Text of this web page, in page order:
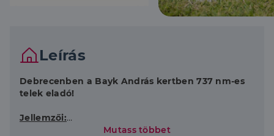
Leírás
Debrecenben a Bayk András kertben 737 nm-es
telek eladó!
Jellemzői:
Mutass többet